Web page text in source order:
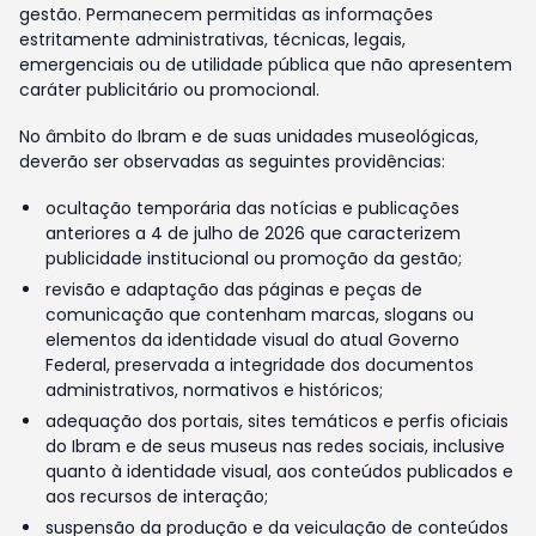
gestão. Permanecem permitidas as informações
estritamente administrativas, técnicas, legais,
emergenciais ou de utilidade pública que não apresentem
caráter publicitário ou promocional.
No âmbito do Ibram e de suas unidades museológicas,
deverão ser observadas as seguintes providências:
ocultação temporária das notícias e publicações
anteriores a 4 de julho de 2026 que caracterizem
publicidade institucional ou promoção da gestão;
revisão e adaptação das páginas e peças de
comunicação que contenham marcas, slogans ou
elementos da identidade visual do atual Governo
Federal, preservada a integridade dos documentos
administrativos, normativos e históricos;
adequação dos portais, sites temáticos e perfis oficiais
do Ibram e de seus museus nas redes sociais, inclusive
quanto à identidade visual, aos conteúdos publicados e
aos recursos de interação;
suspensão da produção e da veiculação de conteúdos